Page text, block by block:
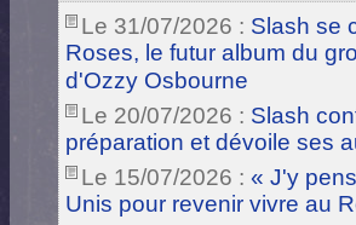
Le 31/07/2026 : Slash se
Roses, le futur album du
d'Ozzy Osbourne
Le 20/07/2026 : Slash
préparation et dévoile ses
Le 15/07/2026 : « J'y
Unis pour revenir vivre au